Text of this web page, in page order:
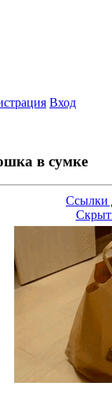
Вход
в сумке
Ссылки